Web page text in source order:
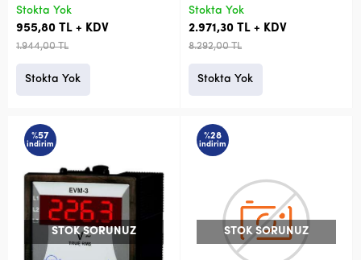
Stokta Yok
955,80 TL + KDV
1.944,00 TL
Stokta Yok
Stokta Yok
2.971,30 TL + KDV
8.292,00 TL
Stokta Yok
%57
indirim
STOK SORUNUZ
%28
indirim
STOK SORUNUZ